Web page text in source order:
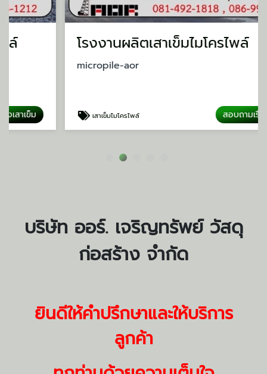
โรงงานผลิตเสาเข็มไมโครไพล์
micropile-aor
เสาเข็มไมโครไพล์ สอบถามเรื่องเสาเข็ม
บริษัท ออร์. เจริญทรัพย์ วัสดุ
ก่อสร้าง จำกัด
ยินดีให้คำปรึกษาและให้บริการ
ลูกค้า